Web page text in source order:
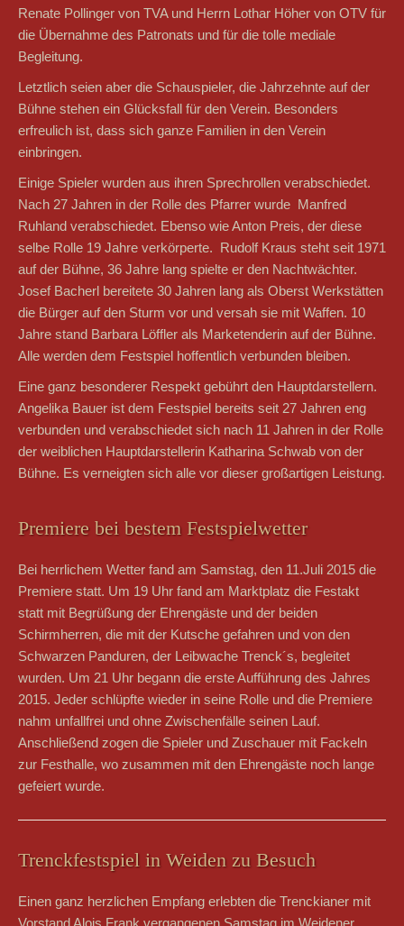
Renate Pollinger von TVA und Herrn Lothar Höher von OTV für
die Übernahme des Patronats und für die tolle mediale
Begleitung.
Letztlich seien aber die Schauspieler, die Jahrzehnte auf der
Bühne stehen ein Glücksfall für den Verein. Besonders
erfreulich ist, dass sich ganze Familien in den Verein
einbringen.
Einige Spieler wurden aus ihren Sprechrollen verabschiedet.
Nach 27 Jahren in der Rolle des Pfarrer wurde Manfred
Ruhland verabschiedet. Ebenso wie Anton Preis, der diese
selbe Rolle 19 Jahre verkörperte. Rudolf Kraus steht seit 1971
auf der Bühne, 36 Jahre lang spielte er den Nachtwächter.
Josef Bacherl bereitete 30 Jahren lang als Oberst Werkstätten
die Bürger auf den Sturm vor und versah sie mit Waffen. 10
Jahre stand Barbara Löffler als Marketenderin auf der Bühne.
Alle werden dem Festspiel hoffentlich verbunden bleiben.
Eine ganz besonderer Respekt gebührt den Hauptdarstellern.
Angelika Bauer ist dem Festspiel bereits seit 27 Jahren eng
verbunden und verabschiedet sich nach 11 Jahren in der Rolle
der weiblichen Hauptdarstellerin Katharina Schwab von der
Bühne. Es verneigten sich alle vor dieser großartigen Leistung.
Premiere bei bestem Festspielwetter
Bei herrlichem Wetter fand am Samstag, den 11.Juli 2015 die
Premiere statt. Um 19 Uhr fand am Marktplatz die Festakt
statt mit Begrüßung der Ehrengäste und der beiden
Schirmherren, die mit der Kutsche gefahren und von den
Schwarzen Panduren, der Leibwache Trenck´s, begleitet
wurden. Um 21 Uhr begann die erste Aufführung des Jahres
2015. Jeder schlüpfte wieder in seine Rolle und die Premiere
nahm unfallfrei und ohne Zwischenfälle seinen Lauf.
Anschließend zogen die Spieler und Zuschauer mit Fackeln
zur Festhalle, wo zusammen mit den Ehrengäste noch lange
gefeiert wurde.
Trenckfestspiel in Weiden zu Besuch
Einen ganz herzlichen Empfang erlebten die Trenckianer mit
Vorstand Alois Frank vergangenen Samstag im Weidener